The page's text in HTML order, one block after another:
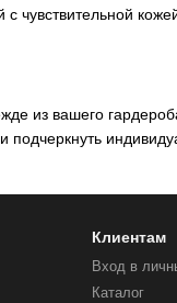
чувствительной
вашего
Клиентам
Вход в
Каталог